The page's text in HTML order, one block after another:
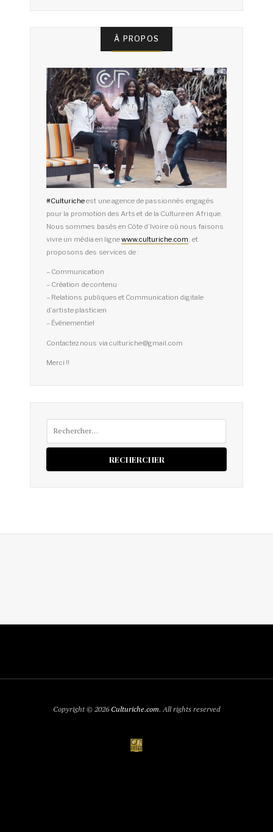
À PROPOS
#Culturicheest une agence de passionnés engagés
pour la promotion des Arts et de la Culture en Afrique.
Nous sommes basés en Côte d’Ivoire où nous faisons
vivre un média en lignewww.culturiche.com, et
proposons des services de :
– Communication
– Création de contenu
– Relations publiques et Communication digitale
d’artiste plasticien
– Événementiel
Contactez nous via culturiche@gmail.com
Merci !!
Copyright © 2026Culturiche.com. All rights reserved